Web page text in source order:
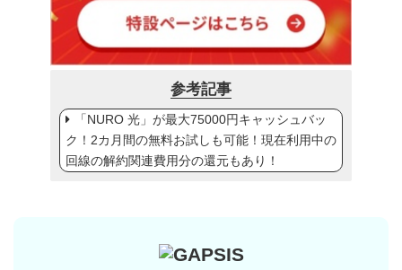
参考記事
「NURO 光」が最大75000円キャッシュバッ
ク！2カ月間の無料お試しも可能！現在利用中の
回線の解約関連費用分の還元もあり！